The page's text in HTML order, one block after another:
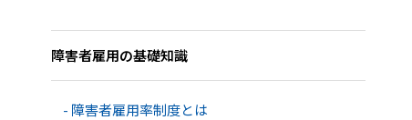
障害者雇用の基礎知識
- 障害者雇用率制度とは